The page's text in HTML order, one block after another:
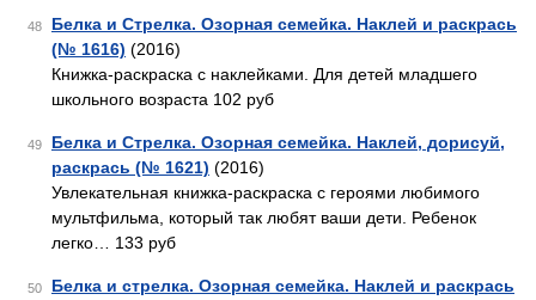
48
Белка и Стрелка. Озорная семейка. Наклей и раскрась
(№ 1616) (2016)
Книжка-раскраска с наклейками. Для детей младшего
школьного возраста 102 руб
49
Белка и Стрелка. Озорная семейка. Наклей, дорисуй,
раскрась (№ 1621) (2016)
Увлекательная книжка-раскраска с героями любимого
мультфильма, который так любят ваши дети. Ребенок
легко… 133 руб
50
Белка и стрелка. Озорная семейка. Наклей и раскрась